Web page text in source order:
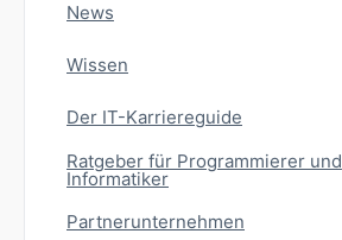
News
Wissen
Der IT-Karriereguide
Ratgeber für Programmierer und
Informatiker
Partnerunternehmen